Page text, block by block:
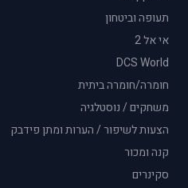
תעופה וביטחון
אי אל 2
DCS World
חומרה/חומרה ביתית
משחקים / נוסטלגיה
הצעות לשיפור / הערות ומתן פידבק
קנה ומכור
סקינרים